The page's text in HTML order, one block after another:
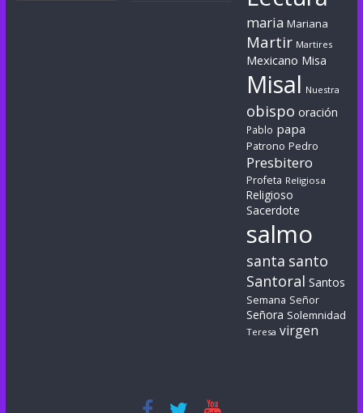
maria Mariana
Martir Martires
Mexicano Misa
Misal Nuestra
obispo oración
Pablo papa
Patrono Pedro
Presbitero
Profeta Religiosa
Religioso
Sacerdote
salmo
santa santo
Santoral Santos
Semana Señor
Señora Solemnidad
Teresa virgen